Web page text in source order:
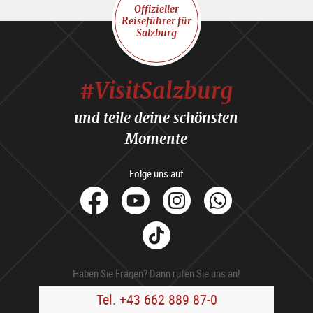
Offizieller
Reiseführer für
Salzburg
#VisitSalzburg
und teile deine schönsten
Momente
Folge uns auf
facebook
YoutubeInstagram
Tik
Tok
Haben Sie Fragen? Dann rufen Sie uns an!
Tel. +43 662 889 87-0